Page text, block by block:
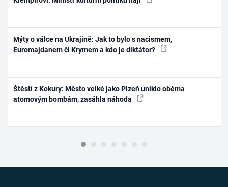
Mýty o válce na Ukrajině: Jak to bylo s nacismem,
Euromajdanem či Krymem a kdo je diktátor?
Štěstí z Kokury: Město velké jako Plzeň uniklo oběma
atomovým bombám, zasáhla náhoda